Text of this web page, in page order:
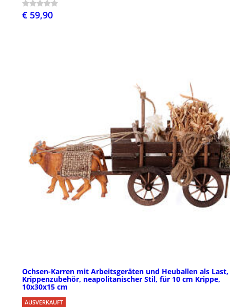
€ 59,90
Ochsen-Karren mit Arbeitsgeräten und Heuballen als Last,
Krippenzubehör, neapolitanischer Stil, für 10 cm Krippe,
10x30x15 cm
AUSVERKAUFT